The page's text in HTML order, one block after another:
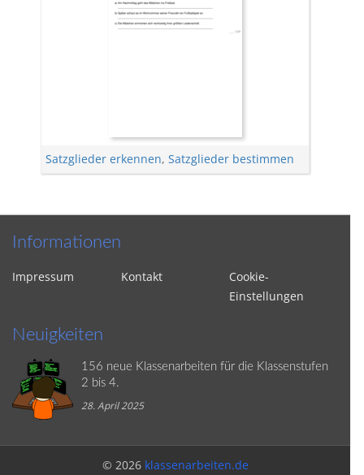
Satzglieder erkennen, Satzglieder bestimmen
Informationen
Impressum Kontakt
Cookie-
Einstellungen
Neuigkeiten
156 neue Klassenarbeiten für die Klassenstufen
2 bis 4.
28. April 2025
© 2026 klassenarbeiten.de